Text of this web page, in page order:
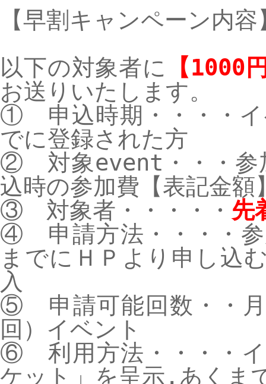
【早割キャンペーン内容
以下の対象者に
【1000
お送りいたします。
① 申込時期・・・・イ
でに登録された方
② 対象event・・・ 参
込時の参加費【表記金
③ 対象者・・・・・ 先
④ 申請方法・・・・参
までにＨＰより申し込
入
⑤ 申請可能回数・・月
回）イベント
⑥ 利用方法・・・・イ
ケット」を呈示.あくま